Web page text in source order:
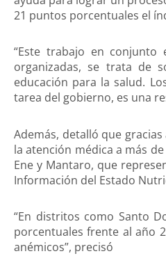
21 puntos porcentuales el
“Este trabajo en
organizadas, se trata de
educación para la salud.
tarea del gobierno, es una
Además, detalló que
la atención médica a más
Ene y Mantaro, que
Información del Estado
“En distritos como Santo
porcentuales frente al año
anémicos”, precisó